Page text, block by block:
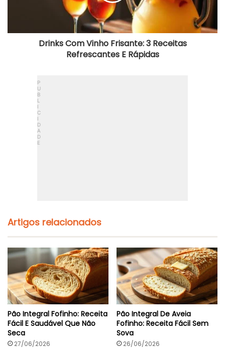
Drinks Com Vinho Frisante: 3 Receitas
Refrescantes E Rápidas
Artigos relacionados
Pão Integral Fofinho: Receita
Fácil E Saudável Que Não
Seca
27/06/2026
Pão Integral De Aveia
Fofinho: Receita Fácil Sem
Sova
26/06/2026